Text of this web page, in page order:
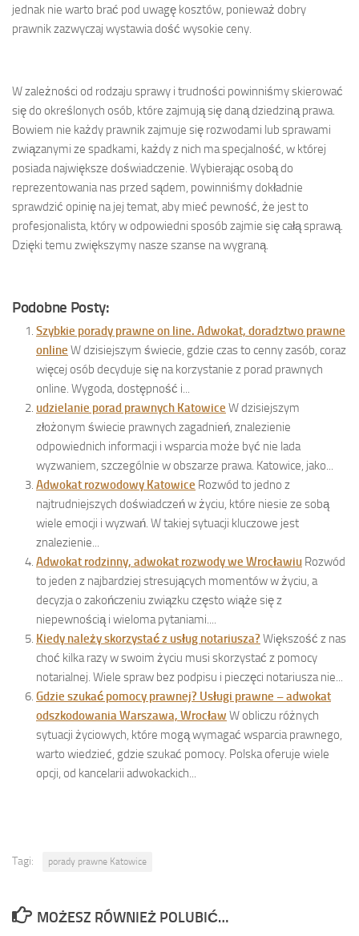
jednak nie warto brać pod uwagę kosztów, ponieważ dobry
prawnik zazwyczaj wystawia dość wysokie ceny.
W zależności od rodzaju sprawy i trudności powinniśmy skierować
się do określonych osób, które zajmują się daną dziedziną prawa.
Bowiem nie każdy prawnik zajmuje się rozwodami lub sprawami
związanymi ze spadkami, każdy z nich ma specjalność, w której
posiada największe doświadczenie. Wybierając osobą do
reprezentowania nas przed sądem, powinniśmy dokładnie
sprawdzić opinię na jej temat, aby mieć pewność, że jest to
profesjonalista, który w odpowiedni sposób zajmie się całą sprawą.
Dzięki temu zwiększymy nasze szanse na wygraną.
Podobne Posty:
Szybkie porady prawne on line. Adwokat, doradztwo prawne
online W dzisiejszym świecie, gdzie czas to cenny zasób, coraz
więcej osób decyduje się na korzystanie z porad prawnych
online. Wygoda, dostępność i...
udzielanie porad prawnych Katowice W dzisiejszym
złożonym świecie prawnych zagadnień, znalezienie
odpowiednich informacji i wsparcia może być nie lada
wyzwaniem, szczególnie w obszarze prawa. Katowice, jako...
Adwokat rozwodowy Katowice Rozwód to jedno z
najtrudniejszych doświadczeń w życiu, które niesie ze sobą
wiele emocji i wyzwań. W takiej sytuacji kluczowe jest
znalezienie...
Adwokat rodzinny, adwokat rozwody we Wrocławiu Rozwód
to jeden z najbardziej stresujących momentów w życiu, a
decyzja o zakończeniu związku często wiąże się z
niepewnością i wieloma pytaniami....
Kiedy należy skorzystać z usług notariusza? Większość z nas
choć kilka razy w swoim życiu musi skorzystać z pomocy
notarialnej. Wiele spraw bez podpisu i pieczęci notariusza nie...
Gdzie szukać pomocy prawnej? Usługi prawne – adwokat
odszkodowania Warszawa, Wrocław W obliczu różnych
sytuacji życiowych, które mogą wymagać wsparcia prawnego,
warto wiedzieć, gdzie szukać pomocy. Polska oferuje wiele
opcji, od kancelarii adwokackich...
Tagi: porady prawne Katowice
MOŻESZ RÓWNIEŻ POLUBIĆ…